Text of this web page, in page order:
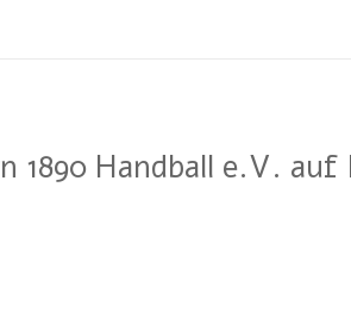
1890 Handball e.V.